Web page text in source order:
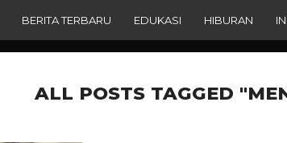
BERITA TERBARU EDUKASI HIBURAN
ALL POSTS TAGGED